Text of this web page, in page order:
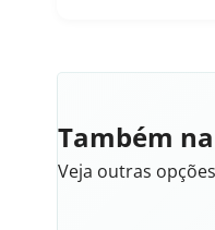
Também
Veja outras